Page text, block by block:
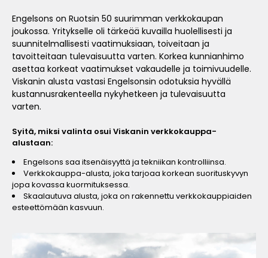
Engelsons on Ruotsin 50 suurimman verkkokaupan
joukossa. Yritykselle oli tärkeää kuvailla huolellisesti ja
suunnitelmallisesti vaatimuksiaan, toiveitaan ja
tavoitteitaan tulevaisuutta varten. Korkea kunnianhimo
asettaa korkeat vaatimukset vakaudelle ja toimivuudelle.
Viskanin alusta vastasi Engelsonsin odotuksia hyvällä
kustannusrakenteella nykyhetkeen ja tulevaisuutta
varten.
Syitä, miksi valinta osui Viskanin verkkokauppa-
alustaan:
Engelsons saa itsenäisyyttä ja tekniikan kontrolliinsa.
Verkkokauppa-alusta, joka tarjoaa korkean suorituskyvyn
jopa kovassa kuormituksessa.
Skaalautuva alusta, joka on rakennettu verkkokauppiaiden
esteettömään kasvuun.